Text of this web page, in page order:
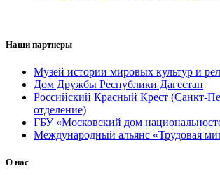
Наши партнеры
Музей истории мировых культур и
Дом Дружбы Республики Дагестан
Российский Красный Крест (Санкт-
отделение)
ГБУ «Московский дом
Международный альянс «Трудовая
О нас